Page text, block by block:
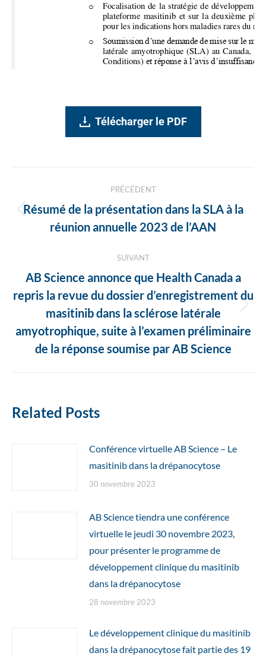
Télécharger le PDF
des
articles
PRÉCÉDENT
Article
précédent
Résumé de la présentation dans la SLA à la
réunion annuelle 2023 de l’AAN
SUIVANT
Article
suivant
:
AB Science annonce que Health Canada a
repris la revue du dossier d’enregistrement du
masitinib dans la sclérose latérale
amyotrophique, suite à l’examen préliminaire
de la réponse soumise par AB Science
Related Posts
Conférence virtuelle AB Science – Le
masitinib dans la drépanocytose
30 novembre 2023
AB Science tiendra une conférence
virtuelle le jeudi 30 novembre 2023,
pour présenter le programme de
développement clinique du masitinib
dans la drépanocytose
28 novembre 2023
Le développement clinique du masitinib
dans la drépanocytose fait partie des 19